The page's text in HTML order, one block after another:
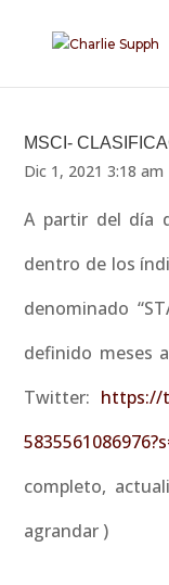
MSCI-
Dic 1, 2021 3:18 am
A partir del día
dentro de los
denominado
definido meses
Twitter: https://
completo,
agrandar )